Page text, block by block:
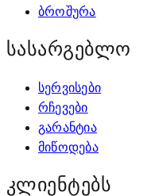
ბროშურა
სასარგებლო
სერვისები
რჩევები
გარანტია
მიწოდება
კლიენტებს